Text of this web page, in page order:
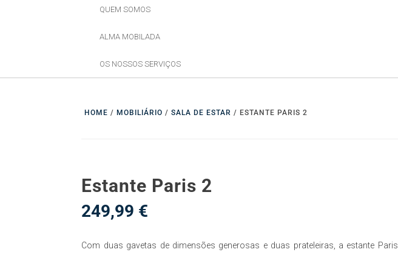
QUEM SOMOS
ALMA MOBILADA
OS NOSSOS SERVIÇOS
HOME / MOBILIÁRIO /SALA DE ESTAR / ESTANTE PARIS 2
Estante Paris 2
249,99 €
Com duas gavetas de dimensões generosas e duas prateleiras, a estante Paris